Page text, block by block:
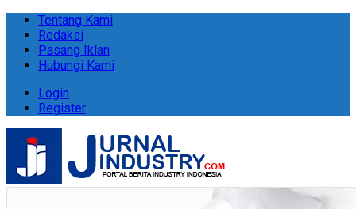
Tentang Kami
Redaksi
Pasang Iklan
Hubungi Kami
Login
Register